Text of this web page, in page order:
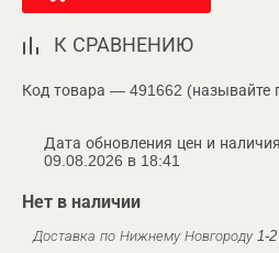
К СРАВНЕНИЮ
Код товара — 491662 (называйте
Дата обновления цен и
09.08.2026 в 18:41
Нет в наличии
Доставка по Нижнему Новгороду 1-